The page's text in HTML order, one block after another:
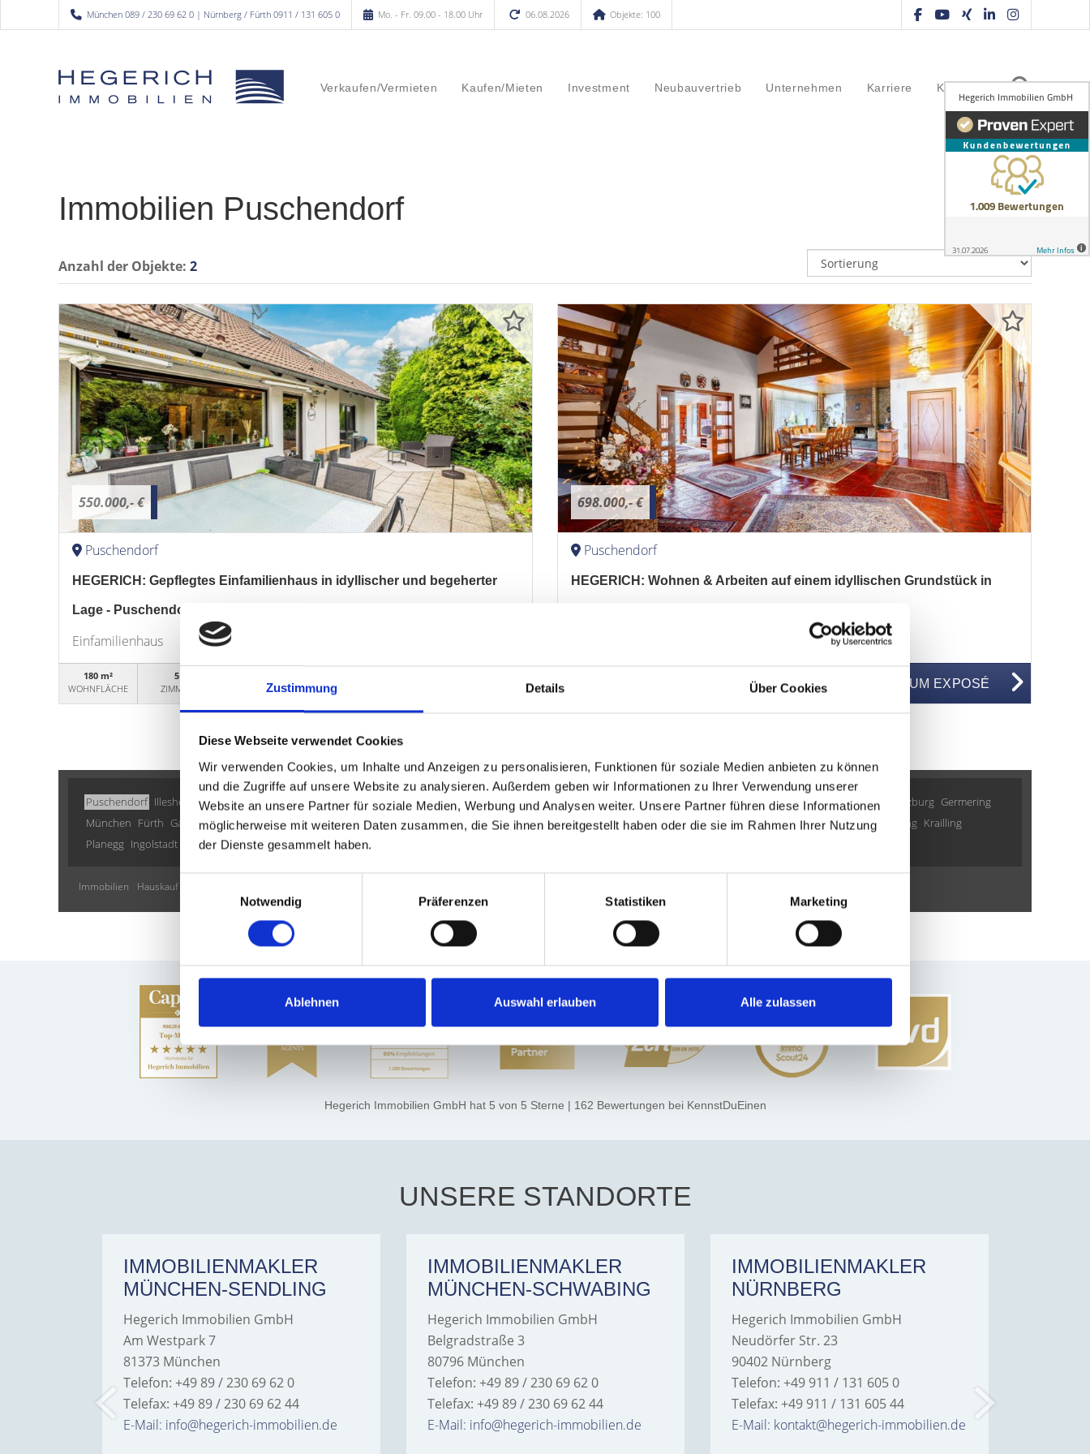
Zustimmung Details Über Cookies
Diese Webseite verwendet Cookies
Wir verwenden Cookies, um Inhalte und Anzeigen zu personalisieren, Funktionen für soziale Medien anbieten zu können
und die Zugriffe auf unsere Website zu analysieren. Außerdem geben wir Informationen zu Ihrer Verwendung unserer
Website an unsere Partner für soziale Medien, Werbung und Analysen weiter. Unsere Partner führen diese Informationen
möglicherweise mit weiteren Daten zusammen, die Sie ihnen bereitgestellt haben oder die sie im Rahmen Ihrer Nutzung
der Dienste gesammelt haben.
Notwendig
Präferenzen Statistiken Marketing
Ablehnen Auswahl erlauben Alle zulassen
München 089 / 230 69 62 0 | Nürnberg / Fürth 0911 / 131 605 0 Mo. - Fr. 09.00 - 18.00 Uhr 06.08.2026 Objekte: 100
Verkaufen/Vermieten Kaufen/Mieten Investment Neubauvertrieb Unternehmen Karriere Kontakt
Immobilien Puschendorf
Anzahl der Objekte: 2
550.000,- €
Puschendorf
HEGERICH: Gepflegtes Einfamilienhaus in idyllischer und begeherter
Lage - Puschendorf
Einfamilienhaus
180 m²
WOHNFLÄCHE
5
ZIMMER
OBJEKTNUMMER
698.000,- €
Puschendorf
HEGERICH: Wohnen & Arbeiten auf einem idyllischen Grundstück in
OBJEKTNUMMER
ZUM EXPOSÉ
Puschendorf Illesheim Landsberied Putzbrunn Mühlhausen München / Pasing Burgthann München-Lerchenau München / Trudering Gilching Freystadt Haar Cadolzburg Germering
München Fürth Gauting Oberding Gräfelfing Taufkirchen Sauerlach / Grafing Erlangen Nürnberg Poing Ammerndorf Zirndorf Vaterstetten Schwarzenbruck Garching Krailling
Planegg Ingolstadt Höhenkirchen-Siegertsbrunn München / Milbertshofen-Am Hart
Immobilien Hauskauf
Hegerich Immobilien GmbH hat 5 von 5 Sterne | 162 Bewertungen bei KennstDuEinen
UNSERE STANDORTE
IMMOBILIENMAKLER
MÜNCHEN-SENDLING
Hegerich Immobilien GmbH
Am Westpark 7
81373 München
Telefon: +49 89 / 230 69 62 0
Telefax: +49 89 / 230 69 62 44
E-Mail: info@hegerich-immobilien.de
IMMOBILIENMAKLER
MÜNCHEN-SCHWABING
Hegerich Immobilien GmbH
Belgradstraße 3
80796 München
Telefon: +49 89 / 230 69 62 0
Telefax: +49 89 / 230 69 62 44
E-Mail: info@hegerich-immobilien.de
IMMOBILIENMAKLER
NÜRNBERG
Hegerich Immobilien GmbH
Neudörfer Str. 23
90402 Nürnberg
Telefon: +49 911 / 131 605 0
Telefax: +49 911 / 131 605 44
E-Mail: kontakt@hegerich-immobilien.de